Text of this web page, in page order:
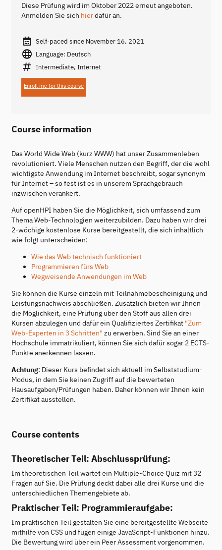
Diese Prüfung wird im Oktober 2022 erneut angeboten.
Anmelden Sie sich hierdafür an.
Self-paced since November 16, 2021
Language: Deutsch
Intermediate, Internet
Enroll me for this course
Course information
Das World Wide Web (kurz WWW) hat unser Zusammenleben
revolutioniert. Viele Menschen nutzen den Begriff, der die wohl
wichtigste Anwendung im Internet beschreibt, sogar synonym
für Internet – so fest ist es in unserem Sprachgebrauch
inzwischen verankert.
Auf openHPI haben Sie die Möglichkeit, sich umfassend zum
Thema Web-Technologien weiterzubilden. Dazu haben wir drei
2-wöchige kostenlose Kurse bereitgestellt, die sich inhaltlich
wie folgt unterscheiden:
Wie das Web technisch funktioniert
Programmieren fürs Web
Wegweisende Anwendungen im Web
Sie können die Kurse einzeln mit Teilnahmebescheinigung und
Leistungsnachweis abschließen. Zusätzlich bieten wir Ihnen
die Möglichkeit, eine Prüfung über den Stoff aus allen drei
Kursen abzulegen und dafür ein Qualifiziertes Zertifikat "Zum
Web-Experten in 3 Schritten" zu erwerben. Sind Sie an einer
Hochschule immatrikuliert, können Sie sich dafür sogar 2 ECTS-
Punkte anerkennen lassen.
Achtung: Dieser Kurs befindet sich aktuell im Selbststudium-
Modus, in dem Sie keinen Zugriff auf die bewerteten
Hausaufgaben/Prüfungen haben. Daher können wir Ihnen kein
Zertifikat ausstellen.
Course contents
Theoretischer Teil: Abschlussprüfung:
Im theoretischen Teil wartet ein Multiple-Choice Quiz mit 32
Fragen auf Sie. Die Prüfung deckt dabei alle drei Kurse und die
unterschiedlichen Themengebiete ab.
Praktischer Teil: Programmieraufgabe:
Im praktischen Teil gestalten Sie eine bereitgestellte Webseite
mithilfe von CSS und fügen einige JavaScript-Funktionen hinzu.
Die Bewertung wird über ein Peer Assessment vorgenommen.